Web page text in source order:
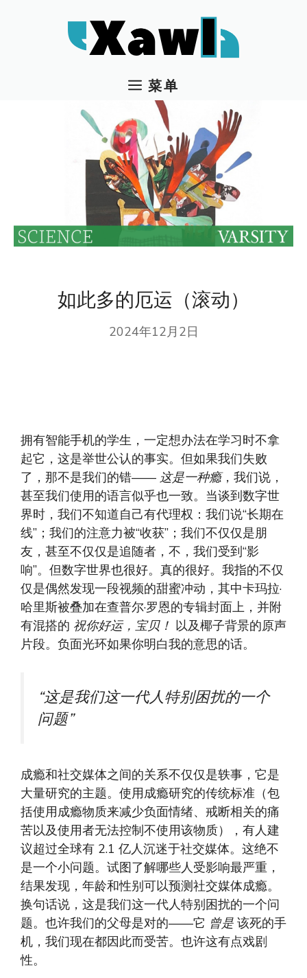
菜单
如此多的厄运（滚动）
2024年12月2日
拥有智能手机的学生，一定想办法在学习时不拿
起它，这是举世公认的事实。但如果我们失败
了，那不是我们的错—— 这是一种瘾，我们说，
甚至我们使用的语言似乎也一致。当谈到数字世
界时，我们不知道自己有代理权：我们说“长期在
线”；我们的注意力被“收获”；我们不仅仅是朋
友，甚至不仅仅是追随者，不，我们受到“影
响”。但数字世界也很好。真的很好。我指的不仅
仅是偶然发现一段视频的甜蜜冲动，其中卡玛拉·
哈里斯被叠加在查普尔·罗恩的专辑封面上，并附
有混搭的 祝你好运，宝贝！ 以及椰子背景的原声
片段。负面光环如果你明白我的意思的话。
“这是我们这一代人特别困扰的一个
问题”
成瘾和社交媒体之间的关系不仅仅是轶事，它是
大量研究的主题。使用成瘾研究的传统标准（包
括使用成瘾物质来减少负面情绪、戒断相关的痛
苦以及使用者无法控制不使用该物质），有人建
议超过全球有 2.1 亿人沉迷于社交媒体。这绝不
是一个小问题。试图了解哪些人受影响最严重，
结果发现，年龄和性别可以预测社交媒体成瘾。
换句话说，这是我们这一代人特别困扰的一个问
题。也许我们的父母是对的——它 曾是 该死的手
机，我们现在都因此而受苦。也许这有点戏剧
性。